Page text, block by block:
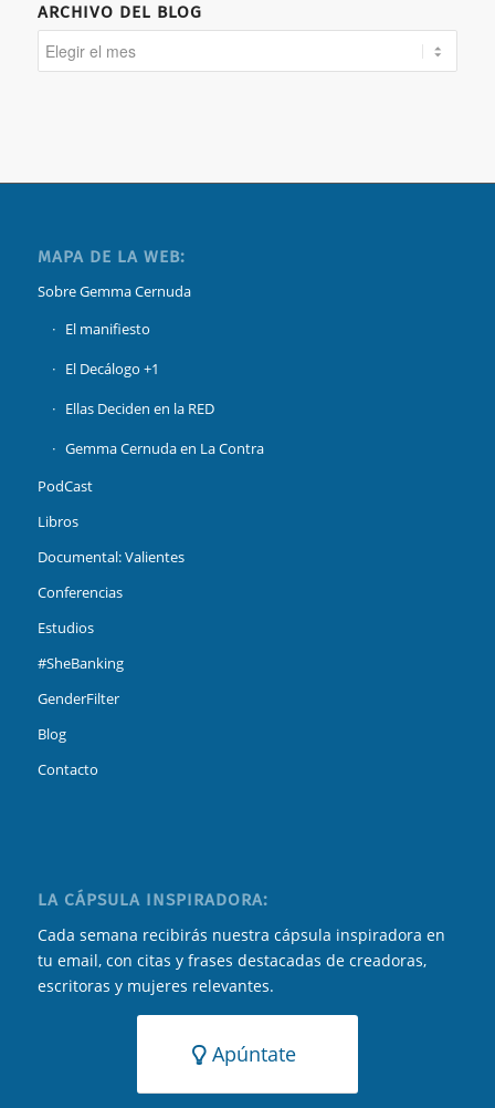
ARCHIVO DEL BLOG
MAPA DE LA WEB:
Sobre Gemma Cernuda
El manifiesto
El Decálogo +1
Ellas Deciden en la RED
Gemma Cernuda en La Contra
PodCast
Libros
Documental: Valientes
Conferencias
Estudios
#SheBanking
GenderFilter
Blog
Contacto
LA CÁPSULA INSPIRADORA:
Cada semana recibirás nuestra cápsula inspiradora en
tu email, con citas y frases destacadas de creadoras,
escritoras y mujeres relevantes.
Apúntate